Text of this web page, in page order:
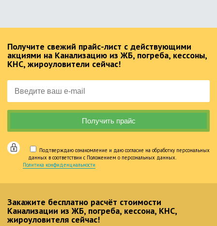
Получите свежий прайс-лист с действующими
акциями на Канализацию из ЖБ, погреба, кессоны,
КНС, жироуловители сейчас!
Подтверждаю ознакомление и даю согласие на обработку персональных
данных в соответствии с Положением о персональных данных.
Политика конфиденциальности
Закажите бесплатно расчёт стоимости
Канализации из ЖБ, погреба, кессона, КНС,
жироуловителя сейчас!